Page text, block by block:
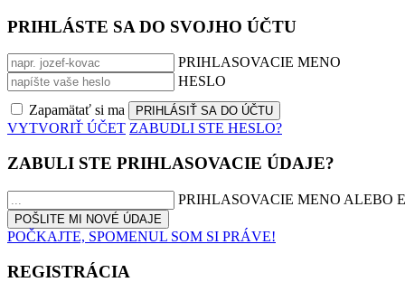
PRIHLÁSTE SA DO SVOJHO ÚČTU
PRIHLASOVACIE MENO
HESLO
Zapamätať si ma
VYTVORIŤ ÚČET ZABUDLI STE HESLO?
ZABULI STE PRIHLASOVACIE ÚDAJE?
PRIHLASOVACIE MENO ALEBO
POČKAJTE, SPOMENUL SOM SI PRÁVE!
REGISTRÁCIA